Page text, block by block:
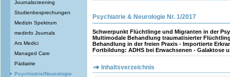
Journalscreening
Studienbesprechungen
Medizin Spektrum
medinfo Journals
Ars Medici
Managed Care
Pädiatrie
Psychiatrie/Neurologie
Psychiatrie & Neurologie Nr. 1/2017
Schwerpunkt Flüchtlinge und Migranten in der
Multimodale Behandlung traumatisierter
Behandlung in der freien Praxis - Importierte
Fortbildung: ADHS bei Erwachsenen - Galaktose
Inhaltsverzeichnis